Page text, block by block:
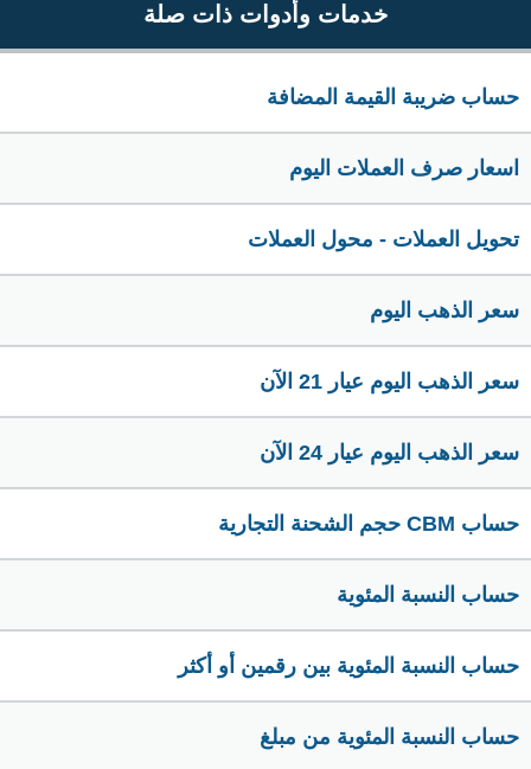
خدمات وأدوات ذات صلة
حساب ضريبة القيمة المضافة
اسعار صرف العملات اليوم
تحويل العملات - محول العملات
سعر الذهب اليوم
سعر الذهب اليوم عيار 21 الآن
سعر الذهب اليوم عيار 24 الآن
حساب CBM حجم الشحنة التجارية
حساب النسبة المئوية
حساب النسبة المئوية بين رقمين أو أكثر
حساب النسبة المئوية من مبلغ